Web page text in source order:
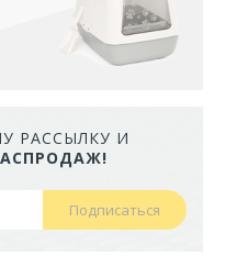
РАССЫЛКУ И
Подписаться